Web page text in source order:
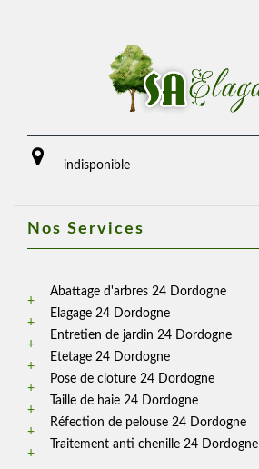
indisponible
Nos Services
Abattage d'arbres 24 Dordogne
Elagage 24 Dordogne
Entretien de jardin 24 Dordogne
Etetage 24 Dordogne
Pose de cloture 24 Dordogne
Taille de haie 24 Dordogne
Réfection de pelouse 24 Dordogne
Traitement anti chenille 24 Dordogne